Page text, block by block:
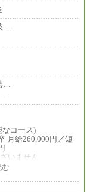
…
…
なコース)
月給260,000円／短
いません
月給250,000円／短